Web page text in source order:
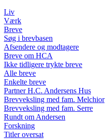
Liv
Værk
Breve
Søg i brevbasen
Afsendere og modtagere
Breve om HCA
Ikke tidligere trykte breve
Alle breve
Enkelte breve
Partner H.C. Andersens Hus
Brevveksling med fam. Melchior
Brevveksling med fam. Serre
Rundt om Andersen
Forskning
Titler oversat